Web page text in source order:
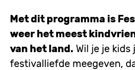
Met dit programma is
weer het meest
van het land. Wil je je kids
festivalliefde meegeven,